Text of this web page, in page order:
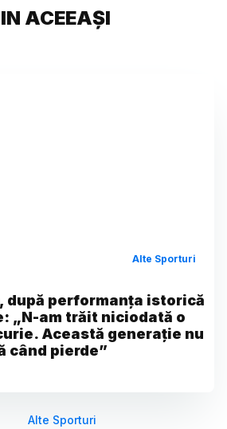
ACEEAȘI
Alte Sporturi
după performanța istorică
„N-am trăit niciodată o
Această generație nu
când pierde”
Alte Sporturi